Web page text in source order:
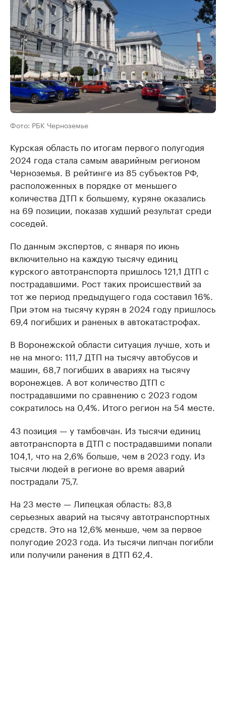
Фото: РБК Черноземье
Курская область по итогам первого полугодия
2024 года стала самым аварийным регионом
Черноземья. В рейтинге из 85 субъектов РФ,
расположенных в порядке от меньшего
количества ДТП к большему, куряне оказались
на 69 позиции, показав худший результат среди
соседей.
По данным экспертов, с января по июнь
включительно на каждую тысячу единиц
курского автотранспорта пришлось 121,1 ДТП с
пострадавшими. Рост таких происшествий за
тот же период предыдущего года составил 16%.
При этом на тысячу курян в 2024 году пришлось
69,4 погибших и раненых в автокатастрофах.
В Воронежской области ситуация лучше, хоть и
не на много: 111,7 ДТП на тысячу автобусов и
машин, 68,7 погибших в авариях на тысячу
воронежцев. А вот количество ДТП с
пострадавшими по сравнению с 2023 годом
сократилось на 0,4%. Итого регион на 54 месте.
43 позиция — у тамбовчан. Из тысячи единиц
автотранспорта в ДТП с пострадавшими попали
104,1, что на 2,6% больше, чем в 2023 году. Из
тысячи людей в регионе во время аварий
пострадали 75,7.
На 23 месте — Липецкая область: 83,8
серьезных аварий на тысячу автотранспортных
средств. Это на 12,6% меньше, чем за первое
полугодие 2023 года. Из тысячи липчан погибли
или получили ранения в ДТП 62,4.